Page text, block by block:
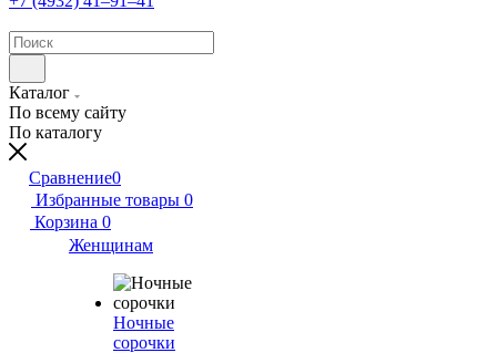
Каталог
По всему сайту
По каталогу
Сравнение0
Избранные товары 0
Корзина 0
Женщинам
Ночные
сорочки